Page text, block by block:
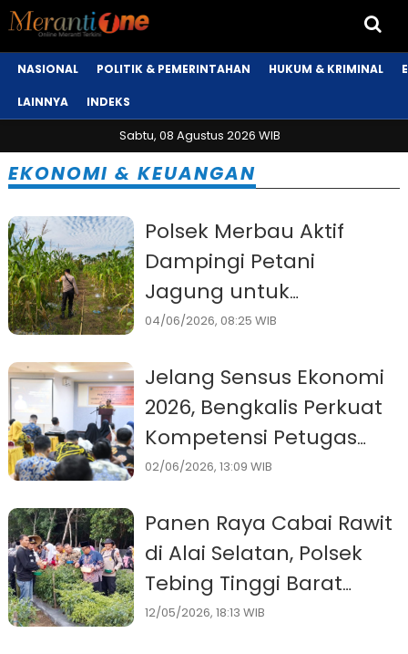
NASIONAL POLITIK & PEMERINTAHAN HUKUM & KRIMINAL
LAINNYA INDEKS
Sabtu, 08 Agustus 2026 WIB
EKONOMI & KEUANGAN
Polsek Merbau Aktif
Dampingi Petani
Jagung untuk
Ketahanan Pangan
04/06/2026, 08:25 WIB
Jelang Sensus Ekonomi
2026, Bengkalis Perkuat
Kompetensi Petugas
Pendataan
02/06/2026, 13:09 WIB
Panen Raya Cabai Rawit
di Alai Selatan, Polsek
Tebing Tinggi Barat
Dorong Ketahanan
12/05/2026, 18:13 WIB